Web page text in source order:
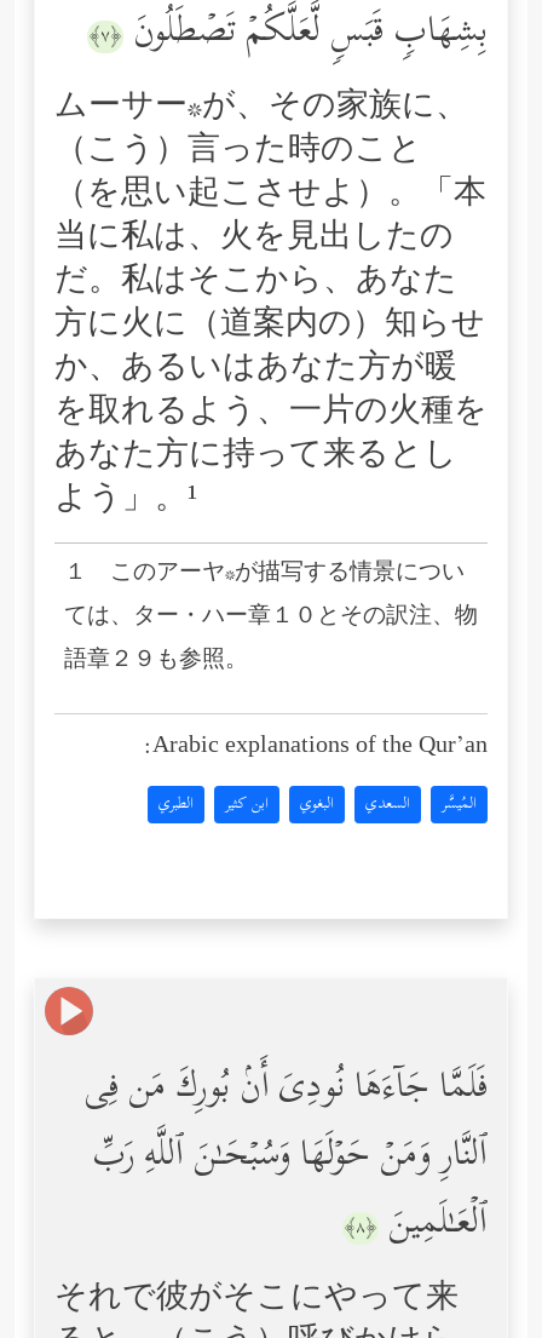
بِشِهَابࣲ قَبَسࣲ لَّعَلَّكُمۡ تَصۡطَلُونَ ﴿٧﴾
ムーサー*が、その家族に、
（こう）言った時のこと
（を思い起こさせよ）。「本
当に私は、火を見出したの
だ。私はそこから、あなた
方に火に（道案内の）知らせ
か、あるいはあなた方が暖
を取れるよう、一片の火種を
あなた方に持って来るとし
よう」。¹
１ このアーヤ*が描写する情景につい
ては、ター・ハー章１０とその訳注、物
語章２９も参照。
Arabic explanations of the Qur’an:
المُيسَّر السعدي البغوي ابن كثير الطبري
فَلَمَّا جَاۤءَهَا نُودِیَ أَنۢ بُورِكَ مَن فِی
ٱلنَّارِ وَمَنۡ حَوۡلَهَا وَسُبۡحَـٰنَ ٱللَّهِ رَبِّ
ٱلۡعَـٰلَمِینَ ﴿٨﴾
それで彼がそこにやって来